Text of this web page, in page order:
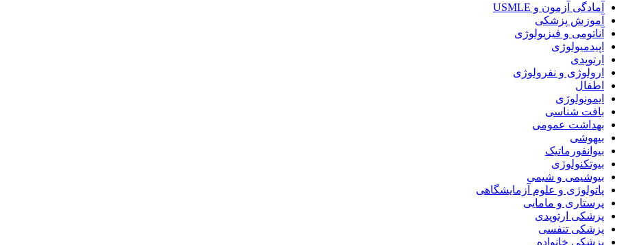
آمادگی آزمون و USMLE
آموزش پزشکی
آناتومی و فیزیولوژی
اپیدمیولوژی
ارتوپدی
ارولوژی و نفرولوژی
اطفال
ایمونولوژی
بافت شناسی
بهداشت عمومی
بیهوشی
بیوانفورماتیک
بیوتکنولوژی
بیوشیمی و شیمی
پاتولوژی و علوم آزمایشگاهی
پرستاری و مامایی
پزشکی ارتوپدی
پزشکی تنفسی
پزشکی خانواده